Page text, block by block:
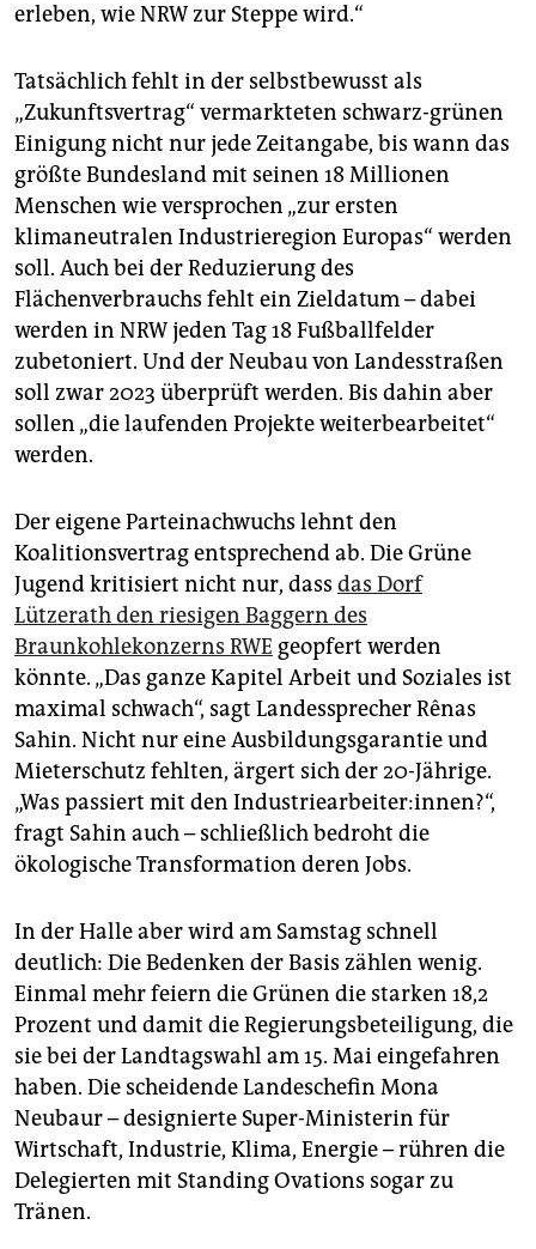
erleben, wie NRW zur Steppe wird.“
Tatsächlich fehlt in der selbstbewusst als
„Zukunftsvertrag“ vermarkteten schwarz-grünen
Einigung nicht nur jede Zeitangabe, bis wann das
größte Bundesland mit seinen 18 Millionen
Menschen wie versprochen „zur ersten
klimaneutralen Industrieregion Europas“ werden
soll. Auch bei der Reduzierung des
Flächenverbrauchs fehlt ein Zieldatum – dabei
werden in NRW jeden Tag 18 Fußballfelder
zubetoniert. Und der Neubau von Landesstraßen
soll zwar 2023 überprüft werden. Bis dahin aber
sollen „die laufenden Projekte weiterbearbeitet“
werden.
Der eigene Parteinachwuchs lehnt den
Koalitionsvertrag entsprechend ab. Die Grüne
Jugend kritisiert nicht nur, dass das Dorf
Lützerath den riesigen Baggern des
Braunkohlekonzerns RWE geopfert werden
könnte. „Das ganze Kapitel Arbeit und Soziales ist
maximal schwach“, sagt Landessprecher Rênas
Sahin. Nicht nur eine Ausbildungsgarantie und
Mieterschutz fehlten, ärgert sich der 20-Jährige.
„Was passiert mit den Industriearbeiter:innen?“,
fragt Sahin auch – schließlich bedroht die
ökologische Transformation deren Jobs.
In der Halle aber wird am Samstag schnell
deutlich: Die Bedenken der Basis zählen wenig.
Einmal mehr feiern die Grünen die starken 18,2
Prozent und damit die Regierungsbeteiligung, die
sie bei der Landtagswahl am 15. Mai eingefahren
haben. Die scheidende Landeschefin Mona
Neubaur – designierte Super-Ministerin für
Wirtschaft, Industrie, Klima, Energie – rühren die
Delegierten mit Standing Ovations sogar zu
Tränen.